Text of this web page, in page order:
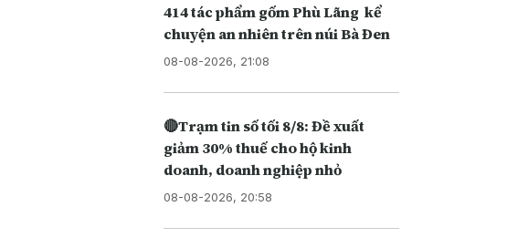
414 tác phẩm gốm Phù Lãng kể
chuyện an nhiên trên núi Bà Đen
08-08-2026, 21:08
🔴Trạm tin số tối 8/8: Đề xuất
giảm 30% thuế cho hộ kinh
doanh, doanh nghiệp nhỏ
08-08-2026, 20:58